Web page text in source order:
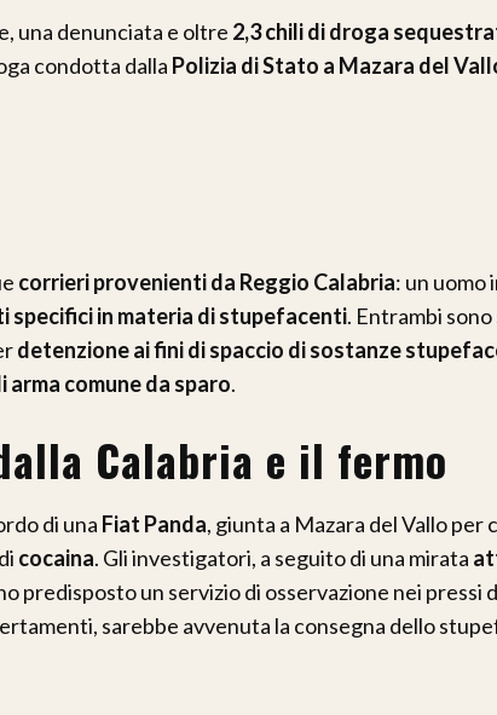
una denunciata e oltre 2,3 chili di droga
condotta dalla Polizia di Stato a Mazara del
corrieri provenienti da Reggio Calabria: un uomo
specifici in materia di stupefacenti. Entrambi
detenzione ai fini di spaccio di sostanze
arma comune da sparo.
Calabria e il fermo
di una Fiat Panda, giunta a Mazara del Vallo per
cocaina. Gli investigatori, a seguito di una mirata
predisposto un servizio di osservazione nei pressi
sarebbe avvenuta la consegna dello